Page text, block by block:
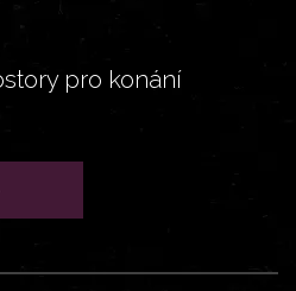
pro konání